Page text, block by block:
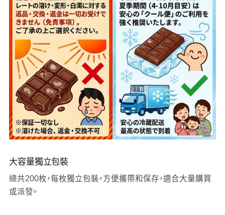
大容量獨立包裝
總共200枚，每枚獨立包裝，方便攜帶和保存，適合大量購買
或派發。